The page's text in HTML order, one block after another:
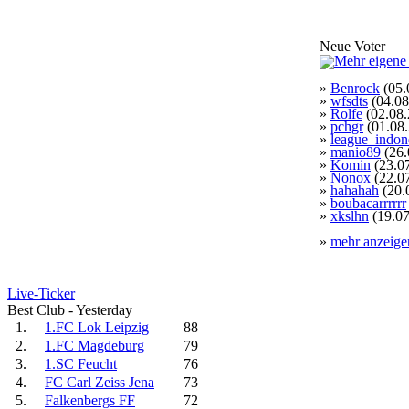
Neue Voter
» Benrock
» wfsdts
» Rolfe
» pchgr
»
» manio89
» Komin
» Nonox
» hahahah
» boubacarrrrrr
» xkslhn
» mehr
Live-Ticker
Best Club - Yesterday
1.
1.FC Lok Leipzig
88
2.
1.FC Magdeburg
79
3.
1.SC Feucht
76
4.
FC Carl Zeiss Jena
73
5.
Falkenbergs FF 72